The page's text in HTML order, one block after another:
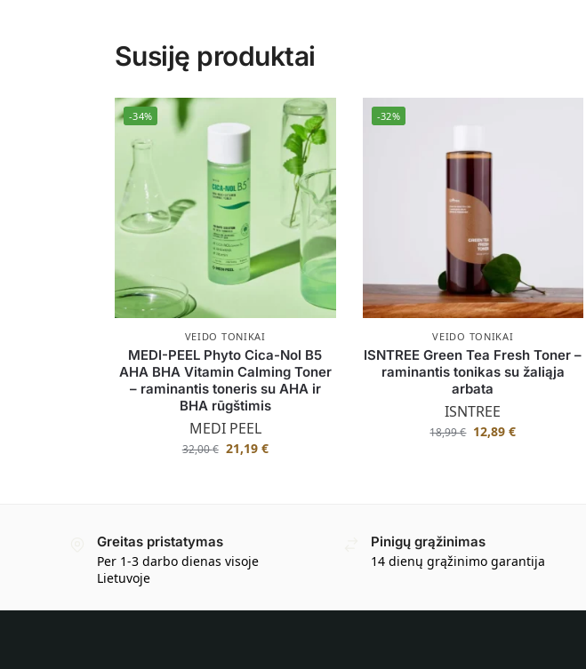
Susiję produktai
-34%
VEIDO TONIKAI
MEDI-PEEL Phyto Cica-Nol B5
AHA BHA Vitamin Calming Toner
– raminantis toneris su AHA ir
BHA rūgštimis
MEDI PEEL
32,00€ 21,19 €
-32%
VEIDO TONIKAI
ISNTREE Green Tea Fresh Toner –
raminantis tonikas su žaliąja
arbata
ISNTREE
18,99€ 12,89€
Greitas pristatymas
Per 1-3 darbo dienas visoje
Lietuvoje
Pinigų grąžinimas
14 dienų grąžinimo garantija